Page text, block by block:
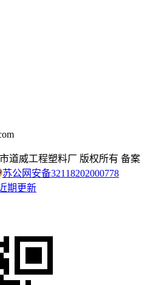
道威工程塑料厂 版权所有 备案
苏公网安备32118202000778
期更新